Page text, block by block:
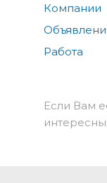
Компании
Работа
Если Вам